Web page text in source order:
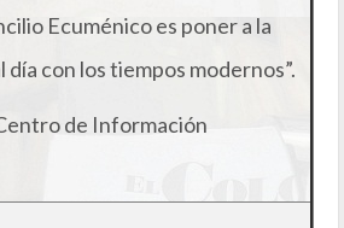
Ecuménico es poner a la
día con los tiempos modernos”.
de Información